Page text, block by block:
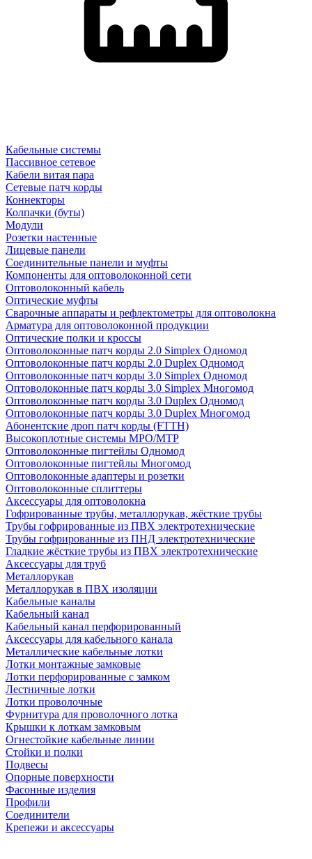
Кабельные системы
Пассивное сетевое
Кабели витая пара
Сетевые патч корды
Коннекторы
Колпачки (буты)
Модули
Розетки настенные
Лицевые панели
Соединительные панели и муфты
Компоненты для оптоволоконной сети
Оптоволоконный кабель
Оптические муфты
Сварочные аппараты и рефлектометры для оптоволокна
Арматура для оптоволоконной продукции
Оптические полки и кроссы
Оптоволоконные патч корды 2.0 Simplex Одномод
Оптоволоконные патч корды 2.0 Duplex Одномод
Оптоволоконные патч корды 3.0 Simplex Одномод
Оптоволоконные патч корды 3.0 Simplex Многомод
Оптоволоконные патч корды 3.0 Duplex Одномод
Оптоволоконные патч корды 3.0 Duplex Многомод
Абонентские дроп патч корды (FTTH)
Высокоплотные системы MPO/MTP
Оптоволоконные пигтейлы Одномод
Оптоволоконные пигтейлы Многомод
Оптоволоконные адаптеры и розетки
Оптоволоконные сплиттеры
Аксессуары для оптоволокна
Гофрированные трубы, металлорукав, жёсткие трубы
Трубы гофрированные из ПВХ электротехнические
Трубы гофрированные из ПНД электротехнические
Гладкие жёсткие трубы из ПВХ электротехнические
Аксессуары для труб
Металлорукав
Металлорукав в ПВХ изоляции
Кабельные каналы
Кабельный канал
Кабельный канал перфорированный
Аксессуары для кабельного канала
Металлические кабельные лотки
Лотки монтажные замковые
Лотки перфорированные с замком
Лестничные лотки
Лотки проволочные
Фурнитура для проволочного лотка
Крышки к лоткам замковым
Огнестойкие кабельные линии
Стойки и полки
Подвесы
Опорные поверхности
Фасонные изделия
Профили
Соединители
Крепежи и аксессуары